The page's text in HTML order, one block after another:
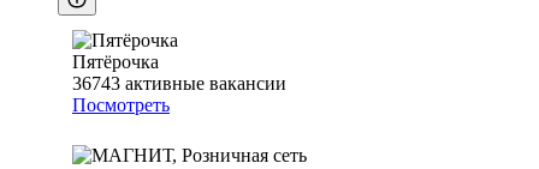
Пятёрочка
36743 активные вакансии
Посмотреть